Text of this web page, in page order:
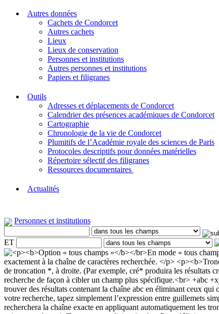
Autres données
Cachets de Condorcet
Autres cachets
Lieux
Lieux de conservation
Personnes et institutions
Autres personnes et institutions
Papiers et filigranes
Outils
Adresses et déplacements de Condorcet
Calendrier des présences académiques de Condorcet
Cartographie
Chronologie de la vie de Condorcet
Plumitifs de l’Académie royale des sciences de Paris
Protocoles descriptifs pour données matérielles
Répertoire sélectif des filigranes
Ressources documentaires
Actualités
Personnes et institutions
ET